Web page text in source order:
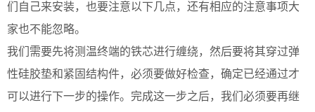
们自己来安装，也要注意以下几点，还有相应的注意事项大
家也不能忽略。
我们需要先将测温终端的铁芯进行缠绕，然后要将其穿过弹
性硅胶垫和紧固结构件，必须要做好检查，确定已经通过才
可以进行下一步的操作。完成这一步之后，我们必须要再继